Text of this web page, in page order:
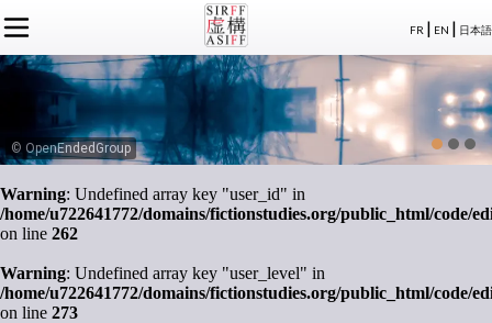
FR | EN | 日本語
L'ASSOCIATION
À PROPOS
ADHÉSION
ACTUALITÉS SIRFF
NOS CONGRÈS
SÉMINAIRES
ACTUALITÉS SUR LA FICTION
ÉVÉNEMENTS
MEMBRES
LE CONSEIL D’ADMINISTRATION
MEMBRES FONDATEURS
© OpenEndedGroup
Warning: Undefined array key "user_id" in
/home/u722641772/domains/fictionstudies.org/public_html/code/
on line 262
Warning: Undefined array key "user_level" in
/home/u722641772/domains/fictionstudies.org/public_html/code/
on line 273